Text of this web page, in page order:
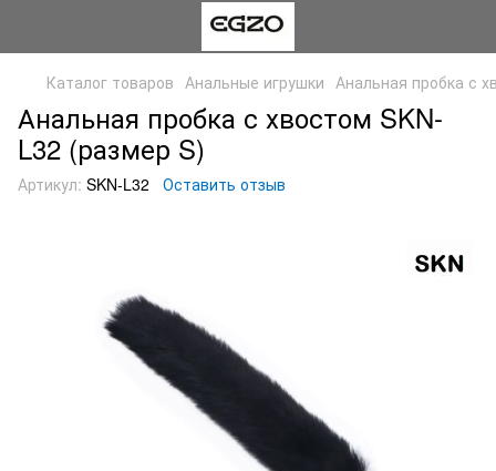
Каталог товаров Анальные игрушки Анальная пробка с
Анальная пробка с хвостом SKN-
L32 (размер S)
Артикул: SKN-L32 Оставить отзыв